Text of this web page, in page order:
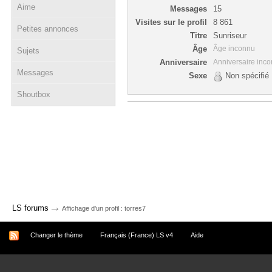
Aime
Petites annonces
Sujets
Messages
Shoutbox
Messages
15
Visites sur le profil
8 861
Titre
Sunriseur
Âge
Âge inconnu
Anniversaire Anniversaire
Sexe Non spécifié
LS forums → Affichage d'un profil : torres7
Changer le thème Français (France) LS v4 Aide